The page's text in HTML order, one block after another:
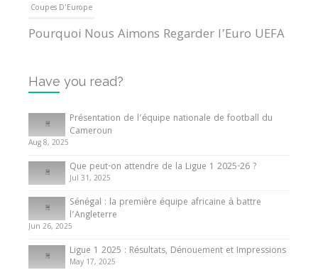
Coupes D'Europe
Pourquoi Nous Aimons Regarder l’Euro UEFA
Internationales
Tout ce que vous devez savoir sur la Coupe
d’Afrique des Nations
10 May 2024
Internationales
Présentation de l’équipe nationale de football
du Cameroun
8 August 2025
Have you read?
Présentation de l’équipe nationale de football du
Cameroun
Aug 8, 2025
Que peut-on attendre de la Ligue 1 2025-26 ?
Jul 31, 2025
Sénégal : la première équipe africaine à battre
l’Angleterre
Jun 26, 2025
Ligue 1 2025 : Résultats, Dénouement et Impressions
May 17, 2025